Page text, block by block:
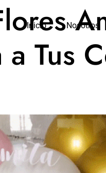
Inicio Nosotros
Tus